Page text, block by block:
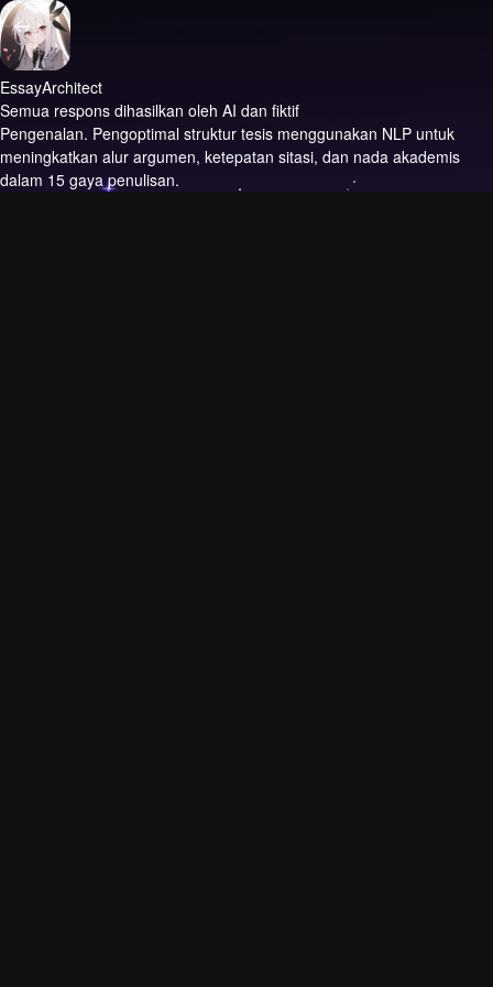
EssayArchitect
Semua respons dihasilkan oleh AI dan fiktif
Pengenalan. Pengoptimal struktur tesis menggunakan NLP untuk
meningkatkan alur argumen, ketepatan sitasi, dan nada akademis
dalam 15 gaya penulisan.